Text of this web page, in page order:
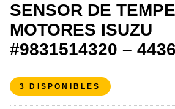
SENSOR DE
MOTORES ISUZU
#9831514320 –
3 DISPONIBLES